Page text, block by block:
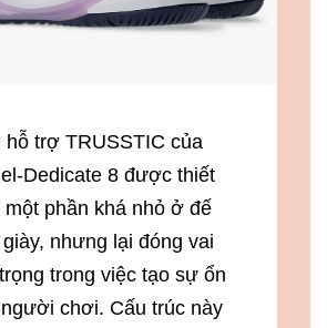
hỗ trợ TRUSSTIC của
Dedicate 8 được thiết
một phần khá nhỏ ở đế
nhưng lại đóng vai
trong việc tạo sự ổn
chơi. Cấu trúc này